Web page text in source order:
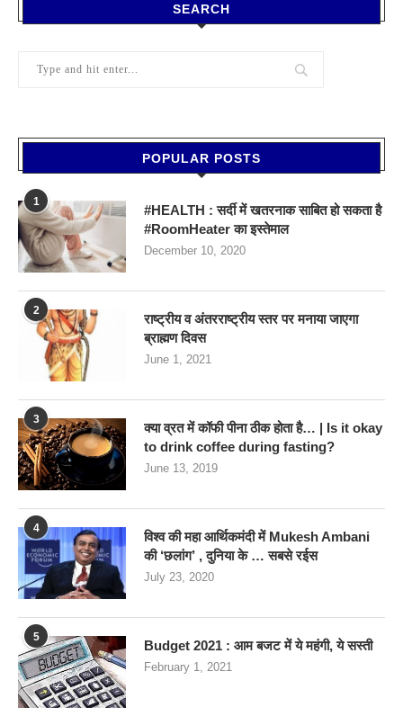
SEARCH
POPULAR POSTS
1
#HEALTH : सर्दी में खतरनाक साबित हो सकता है
#RoomHeater का इस्तेमाल
December 10, 2020
2
राष्ट्रीय व अंतरराष्ट्रीय स्तर पर मनाया जाएगा
ब्राह्मण दिवस
June 1, 2021
3
क्या व्रत में कॉफी पीना ठीक होता है… | Is it okay
to drink coffee during fasting?
June 13, 2019
4
विश्व की महा आर्थिकमंदी में Mukesh Ambani
की ‘छलांग’ , दुनिया के … सबसे रईस
July 23, 2020
5
Budget 2021 : आम बजट में ये महंगी, ये सस्‍ती
February 1, 2021